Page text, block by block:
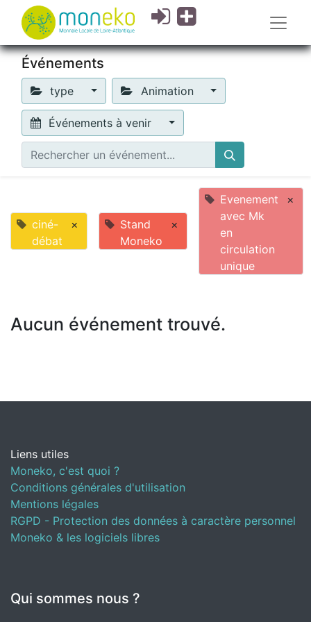
Événements
type Animation
Événements à venir
ciné-
débat
×
Stand
Moneko
×
Evenement
avec Mk
en
circulation
unique
×
Aucun événement trouvé.
Liens utiles
Moneko, c'est quoi ?
Conditions générales d'utilisation
Mentions légales
RGPD - Protection des données à caractère personnel
Moneko & les logiciels libres
Qui sommes nous ?